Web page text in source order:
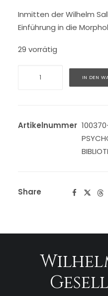
Inmitten der Wilhelm
Einführung in die
29 vorrätig
Bibliothek
IN DEN
Artikelnummer
Share